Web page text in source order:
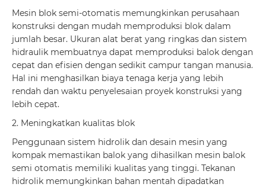
Mesin blok semi-otomatis memungkinkan perusahaan
konstruksi dengan mudah memproduksi blok dalam
jumlah besar. Ukuran alat berat yang ringkas dan sistem
hidraulik membuatnya dapat memproduksi balok dengan
cepat dan efisien dengan sedikit campur tangan manusia.
Hal ini menghasilkan biaya tenaga kerja yang lebih
rendah dan waktu penyelesaian proyek konstruksi yang
lebih cepat.
2. Meningkatkan kualitas blok
Penggunaan sistem hidrolik dan desain mesin yang
kompak memastikan balok yang dihasilkan mesin balok
semi otomatis memiliki kualitas yang tinggi. Tekanan
hidrolik memungkinkan bahan mentah dipadatkan